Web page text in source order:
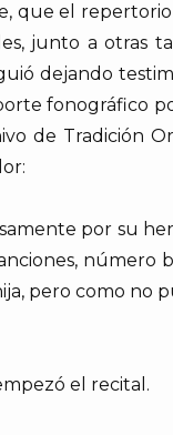
que el
junto a otras
dejando
fonográfico
de Tradición
por su
número
pero como no
el recital.